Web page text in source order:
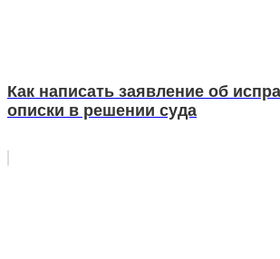
Как написать заявление об
описки в решении суда